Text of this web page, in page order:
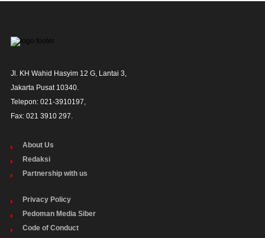
Jl. KH Wahid Hasyim 12 G, Lantai 3,
Jakarta Pusat 10340.
Telepon: 021-3910197,
Fax: 021 3910 297.
About Us
Redaksi
Partnership with us
Privacy Policy
Pedoman Media Siber
Code of Conduct